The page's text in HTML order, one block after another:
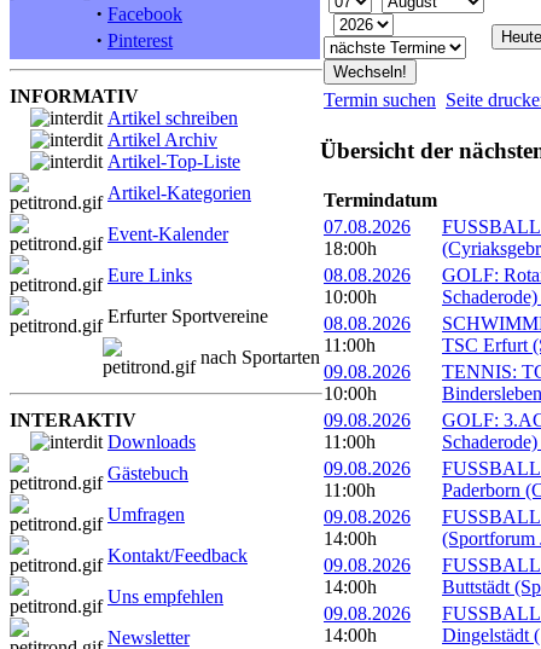
· Facebook
· Pinterest
INFORMATIV
Artikel schreiben
Artikel Archiv
Artikel-Top-Liste
Artikel-Kategorien
Event-Kalender
Eure Links
Erfurter Sportvereine
nach Sportarten
INTERAKTIV
Downloads
Gästebuch
Umfragen
Kontakt/Feedback
Uns empfehlen
Newsletter
Termin suchen Seite
Übersicht der
Termindatum
07.08.2026
18:00h
08.08.2026
10:00h
GOLF:
08.08.2026
11:00h
TSC Erfurt
09.08.2026
10:00h
TENNIS:
09.08.2026
11:00h
GOLF:
09.08.2026
11:00h
Paderborn
09.08.2026
14:00h
(Sportforum
09.08.2026
14:00h
Buttstädt
09.08.2026
14:00h
Dingelstädt